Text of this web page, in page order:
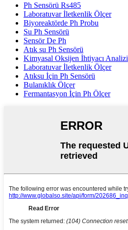
Ph Sensörü Rs485
Laboratuvar İletkenlik Ölçer
Biyoreaktörde Ph Probu
Su Ph Sensörü
Sensör De Ph
Atık su Ph Sensörü
Kimyasal Oksijen İhtiyacı Analizi
Laboratuvar İletkenlik Ölçer
Atıksu İçin Ph Sensörü
Bulanıklık Ölçer
Fermantasyon İçin Ph Ölçer